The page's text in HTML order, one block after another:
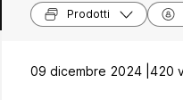
Prodotti
09 dicembre 2024 | 420